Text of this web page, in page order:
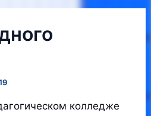
колледже